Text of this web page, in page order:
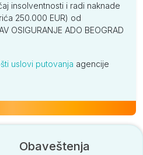
insolventnosti i radi naknade
250.000 EUR) od
OSIGURANJE ADO BEOGRAD
uslovi putovanja agencije
Obaveštenja